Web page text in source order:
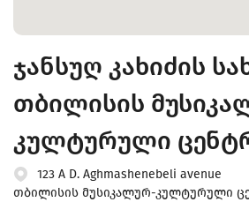
ჯანსუღ კახიძის
თბილისის
კულტურული
123 A D. Aghmashenebeli avenue
თბილისის მუსიკალურ-კულტურული